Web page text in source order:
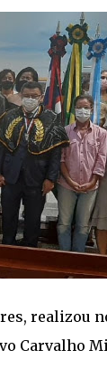
realizou
Carvalho